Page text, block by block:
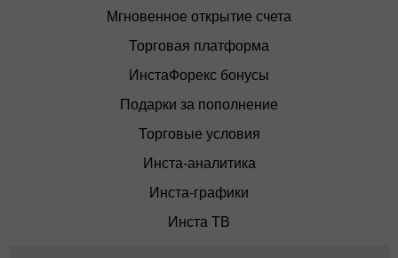
Мгновенное открытие счета
Торговая платформа
ИнстаФорекс бонусы
Подарки за пополнение
Торговые условия
Инста-аналитика
Инста-графики
Инста ТВ